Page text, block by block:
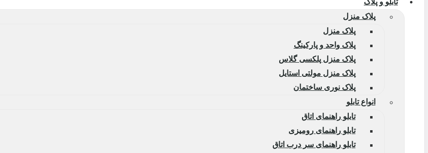
پلاک منزل
پلاک منزل
پلاک واحد و پارکینگ
پلاک منزل پلکسی گلاس
پلاک منزل مولتی استایل
پلاک نوری ساختمان
انواع تابلو
تابلو راهنمای اتاق
تابلو راهنمای رومیزی
تابلو راهنمای سر درب اتاق